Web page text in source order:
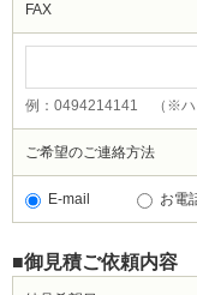
FAX
例：0494214141 （※ハ
ご希望のご連絡方法
E-mail お電
■御見積ご依頼内容